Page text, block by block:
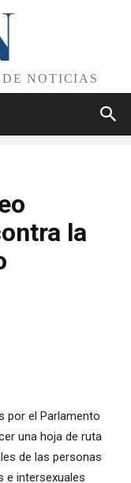
NOTICIAS
la
por el Parlamento
una hoja de ruta
de las personas
e intersexuales